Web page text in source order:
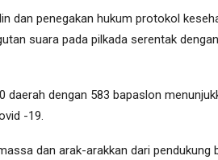
dan penegakan hukum protokol
suara pada pilkada serentak
dengan 583 bapaslon
-19.
dan arak-arakkan dari pendukung